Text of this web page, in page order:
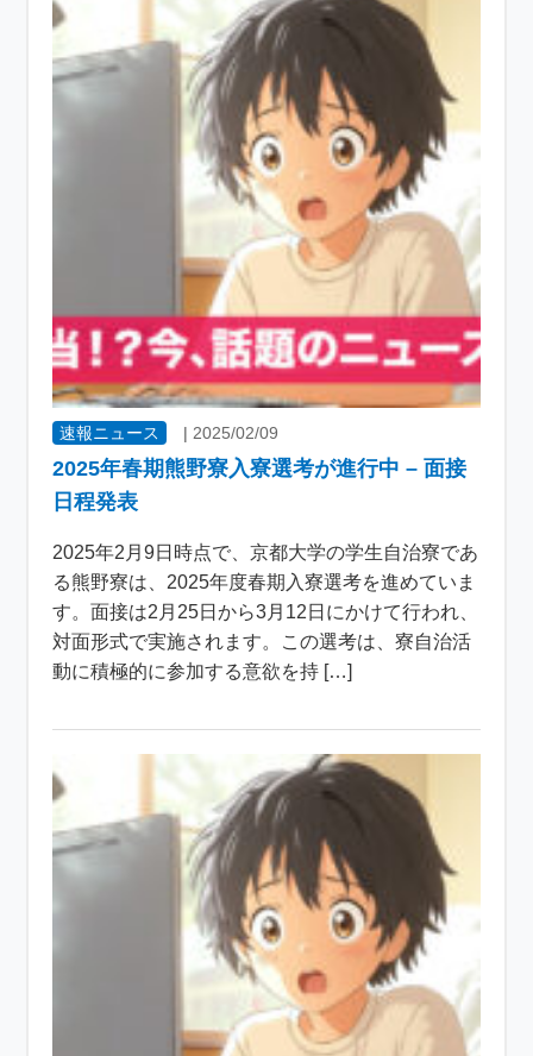
速報ニュース | 2025/02/09
2025年春期熊野寮入寮選考が進行中 – 面接
日程発表
2025年2月9日時点で、京都大学の学生自治寮であ
る熊野寮は、2025年度春期入寮選考を進めていま
す。面接は2月25日から3月12日にかけて行われ、
対面形式で実施されます。この選考は、寮自治活
動に積極的に参加する意欲を持 […]